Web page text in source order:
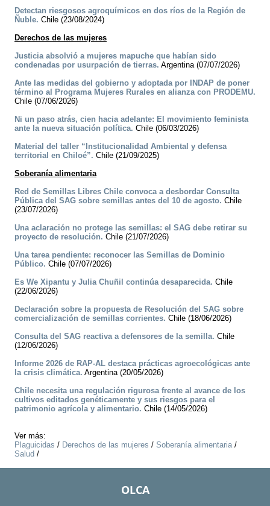
Detectan riesgosos agroquímicos en dos ríos de la Región de
Ñuble. Chile (23/08/2024)
Derechos de las mujeres
Justicia absolvió a mujeres mapuche que habían sido
condenadas por usurpación de tierras. Argentina (07/07/2026)
Ante las medidas del gobierno y adoptada por INDAP de poner
término al Programa Mujeres Rurales en alianza con PRODEMU.
Chile (07/06/2026)
Ni un paso atrás, cien hacia adelante: El movimiento feminista
ante la nueva situación política. Chile (06/03/2026)
Material del taller “Institucionalidad Ambiental y defensa
territorial en Chiloé”. Chile (21/09/2025)
Soberanía alimentaria
Red de Semillas Libres Chile convoca a desbordar Consulta
Pública del SAG sobre semillas antes del 10 de agosto. Chile
(23/07/2026)
Una aclaración no protege las semillas: el SAG debe retirar su
proyecto de resolución. Chile (21/07/2026)
Una tarea pendiente: reconocer las Semillas de Dominio
Público. Chile (07/07/2026)
Es We Xipantu y Julia Chuñil continúa desaparecida. Chile
(22/06/2026)
Declaración sobre la propuesta de Resolución del SAG sobre
comercialización de semillas corrientes. Chile (18/06/2026)
Consulta del SAG reactiva a defensores de la semilla. Chile
(12/06/2026)
Informe 2026 de RAP-AL destaca prácticas agroecológicas ante
la crisis climática. Argentina (20/05/2026)
Chile necesita una regulación rigurosa frente al avance de los
cultivos editados genéticamente y sus riesgos para el
patrimonio agrícola y alimentario. Chile (14/05/2026)
Ver más:
Plaguicidas / Derechos de las mujeres / Soberanía alimentaria/
Salud /
OLCA